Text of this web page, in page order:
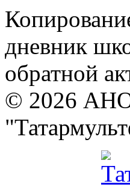
дневник
обратной
© 2026